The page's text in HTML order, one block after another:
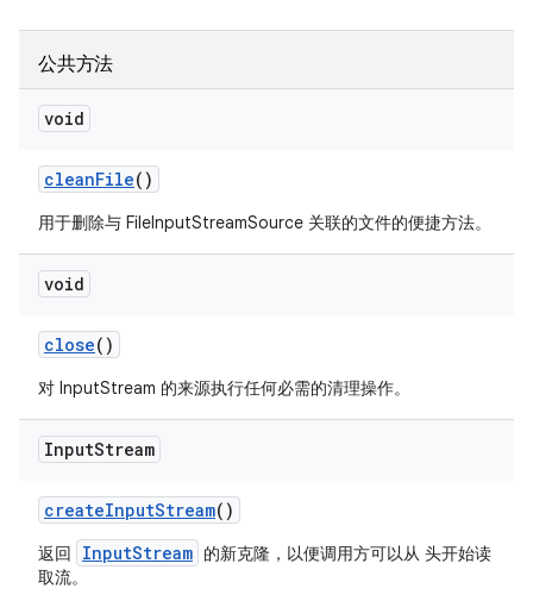
公共方法
void
cleanFile()
用于删除与 FileInputStreamSource 关联的文件的便捷方法。
void
close()
对 InputStream 的来源执行任何必需的清理操作。
InputStream
createInputStream()
返回 InputStream 的新克隆，以便调用方可以从 头开始读
取流。